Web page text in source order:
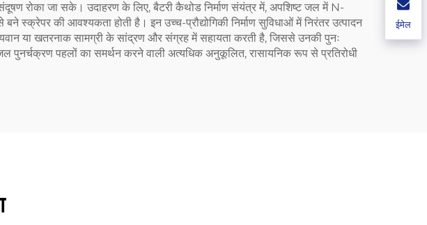
रोका जा सके। उदाहरण के लिए, बैटरी कैथोड निर्माण संयंत्र में, अपशिष्ट जल में N-
की आवश्यकता होती है। इन उच्च-प्रौद्योगिकी निर्माण सुविधाओं में निरंतर उत्पादन
या खतरनाक सामग्री के सांद्रण और संग्रह में सहायता करती है, जिससे उनकी पुनः
जल पुनर्चक्रण पहलों का समर्थन करने वाली अत्यधिक अनुकूलित, रासायनिक रूप से प्रतिरोधी
ईमेल